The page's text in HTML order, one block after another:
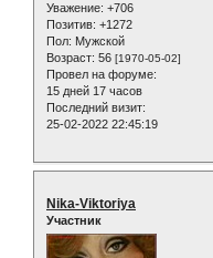
Уважение: +706
Позитив: +1272
Пол: Мужской
Возраст: 56 [1970-05-02]
Провел на форуме:
15 дней 17 часов
Последний визит:
25-02-2022 22:45:19
Nika-Viktoriya
Участник